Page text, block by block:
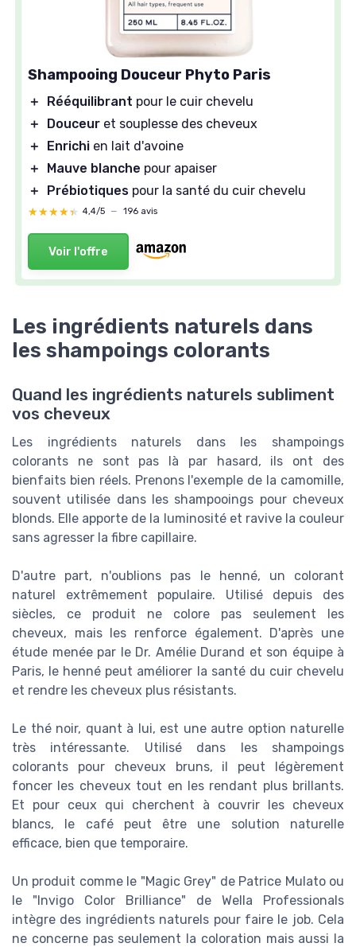
Shampooing Douceur Phyto Paris
＋ Rééquilibrant pour le cuir chevelu
＋
Douceur et souplesse des cheveux
＋
Enrichi en lait d'avoine
＋
Mauve blanche pour apaiser
＋
Prébiotiques pour la santé du cuir chevelu
★★★★★
★★★★★ 4,4/5 — 196 avis
Voir l'offre
Les ingrédients naturels dans
les shampoings colorants
Quand les ingrédients naturels subliment
vos cheveux
Les ingrédients naturels dans les shampoings
colorants ne sont pas là par hasard, ils ont des
bienfaits bien réels. Prenons l'exemple de la camomille,
souvent utilisée dans les shampooings pour cheveux
blonds. Elle apporte de la luminosité et ravive la couleur
sans agresser la fibre capillaire.
D'autre part, n'oublions pas le henné, un colorant
naturel extrêmement populaire. Utilisé depuis des
siècles, ce produit ne colore pas seulement les
cheveux, mais les renforce également. D'après une
étude menée par le Dr. Amélie Durand et son équipe à
Paris, le henné peut améliorer la santé du cuir chevelu
et rendre les cheveux plus résistants.
Le thé noir, quant à lui, est une autre option naturelle
très intéressante. Utilisé dans les shampoings
colorants pour cheveux bruns, il peut légèrement
foncer les cheveux tout en les rendant plus brillants.
Et pour ceux qui cherchent à couvrir les cheveux
blancs, le café peut être une solution naturelle
efficace, bien que temporaire.
Un produit comme le "Magic Grey" de Patrice Mulato ou
le "Invigo Color Brilliance" de Wella Professionals
intègre des ingrédients naturels pour faire le job. Cela
ne concerne pas seulement la coloration mais aussi la